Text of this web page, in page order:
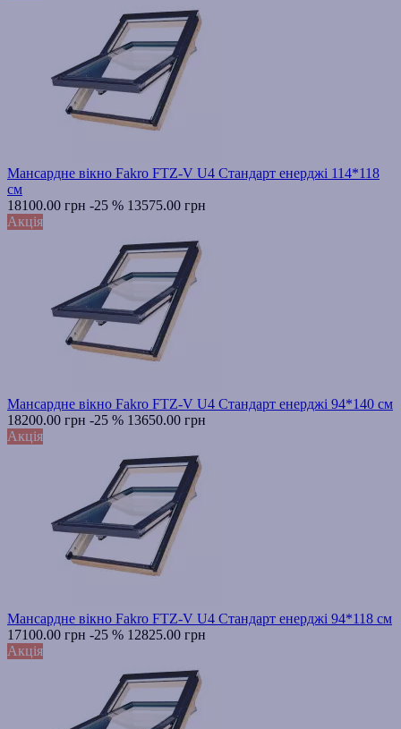
Мансардне вікно Fakro FTZ-V U4 Стандарт енерджі 114*118
см
18100.00 грн -25 % 13575.00 грн
Акція
Мансардне вікно Fakro FTZ-V U4 Стандарт енерджі 94*140 см
18200.00 грн -25 % 13650.00 грн
Акція
Мансардне вікно Fakro FTZ-V U4 Стандарт енерджі 94*118 см
17100.00 грн -25 % 12825.00 грн
Акція